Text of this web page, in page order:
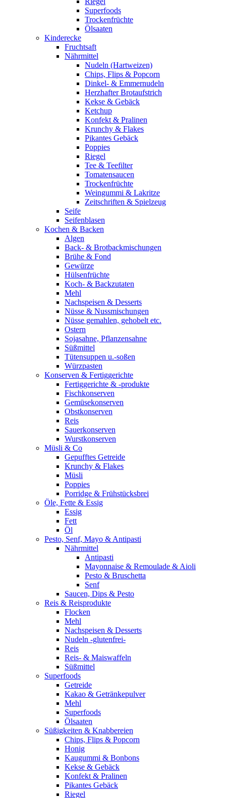
Superfoods
Trockenfrüchte
Ölsaaten
Kinderecke
Fruchtsaft
Nährmittel
Nudeln (Hartweizen)
Chips, Flips & Popcorn
Dinkel- & Emmernudeln
Herzhafter Brotaufstrich
Kekse & Gebäck
Ketchup
Konfekt & Pralinen
Krunchy & Flakes
Pikantes Gebäck
Poppies
Riegel
Tee & Teefilter
Tomatensaucen
Trockenfrüchte
Weingummi & Lakritze
Zeitschriften & Spielzeug
Seife
Seifenblasen
Kochen & Backen
Algen
Back- & Brotbackmischungen
Brühe & Fond
Gewürze
Hülsenfrüchte
Koch- & Backzutaten
Mehl
Nachspeisen & Desserts
Nüsse & Nussmischungen
Nüsse gemahlen, gehobelt etc.
Ostern
Sojasahne, Pflanzensahne
Süßmittel
Tütensuppen u.-soßen
Würzpasten
Konserven & Fertiggerichte
Fertiggerichte & -produkte
Fischkonserven
Gemüsekonserven
Obstkonserven
Reis
Sauerkonserven
Wurstkonserven
Müsli & Co
Gepufftes Getreide
Krunchy & Flakes
Müsli
Poppies
Porridge & Frühstücksbrei
Öle, Fette & Essig
Essig
Fett
Öl
Pesto, Senf, Mayo & Antipasti
Nährmittel
Antipasti
Mayonnaise & Remoulade & Aioli
Pesto & Bruschetta
Senf
Saucen, Dips & Pesto
Reis & Reisprodukte
Flocken
Mehl
Nachspeisen & Desserts
Nudeln -glutenfrei-
Reis
Reis- & Maiswaffeln
Süßmittel
Superfoods
Getreide
Kakao & Getränkepulver
Mehl
Superfoods
Ölsaaten
Süßigkeiten & Knabbereien
Chips, Flips & Popcorn
Honig
Kaugummi & Bonbons
Kekse & Gebäck
Konfekt & Pralinen
Pikantes Gebäck
Riegel